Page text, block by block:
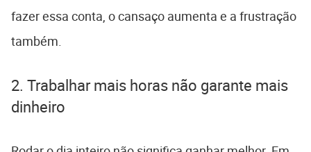
fazer essa conta, o cansaço aumenta e a frustração
também.
2. Trabalhar mais horas não garante mais
dinheiro